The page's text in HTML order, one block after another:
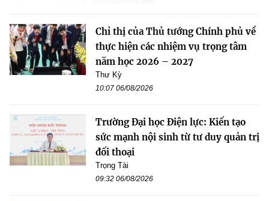
Chỉ thị của Thủ tướng Chính phủ về
thực hiện các nhiệm vụ trọng tâm
năm học 2026 – 2027
Thư Kỳ
10:07 06/08/2026
Trường Đại học Điện lực: Kiến tạo
sức mạnh nội sinh từ tư duy quản trị
đối thoại
Trọng Tài
09:32 06/08/2026